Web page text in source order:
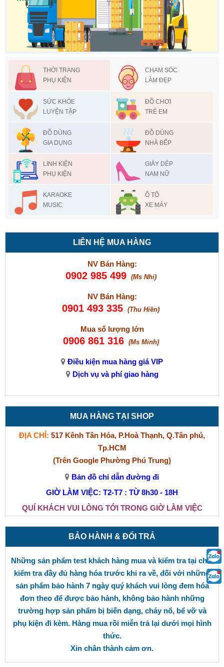
THỜI TRANG
PHỤ KIỆN
CHAM SÓC
LÀM ĐẸP
SỨC KHỎE
LUYỆN TẬP
ĐỒ CHƠI
TRẺ EM
ĐỒ DÙNG
GIA DỤNG
ĐỒ DÙNG
NHÀ BẾP
LINH KIỆN
PHỤ KIỆN
GIÀY DÉP
NAM NỮ
KARAOKE
MUSIC
Ô TÔ
XE MÁY
LIÊN HỆ MUA HÀNG
NV Bán Hàng:
0902 985 499 (Ms Nhi)
NV Bán Hàng:
0901 493 335 (Thu Hiền)
Mua số lượng lớn
0906 861 316 (Ms Minh)
Điều kiện mua hàng giá VIP
Dịch vụ và phí giao hàng
MUA HÀNG TẠI SHOP
ĐỊA CHỈ: 517 Kênh Tân Hóa, P.Hoà Thạnh, Q.Tân phú,
Tp.HCM
(Trên Google Phường Phú Trung)
Bản đồ chỉ dẫn đường đi
GIỜ LÀM VIỆC: T2-T7 : TỪ 8h30 - 18H
QUÍ KHÁCH VUI LÒNG TỚI TRONG GIỜ LÀM VIỆC
BẢO HÀNH & ĐỔI TRẢ
Những sản phẩm test khách hàng mua và kiểm tra tại chỗ,
kiểm tra đầy đủ hàng hóa trước khi ra về, đối với những
sản phẩm bảo hành 7 ngày quý khách vui lòng đem hóa
đơn theo để được bảo hành, không bảo hành những
trường hợp sản phẩm bị biến dạng, cháy nổ, bể vỡ và
phụ kiện đi kèm. Hàng mua rồi miễn trả lại dưới mọi hình
thức.
Xin chân thành cảm ơn.